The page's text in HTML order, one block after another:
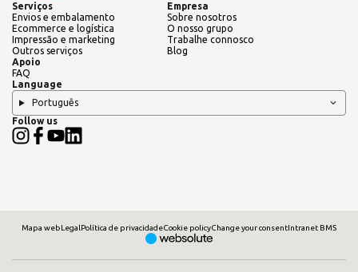
Serviços
Envios e embalamento
Ecommerce e logística
Impressão e marketing
Outros serviços
Empresa
Sobre nosotros
O nosso grupo
Trabalhe connosco
Blog
Apoio
FAQ
Language
Português
Follow us
Mapa webLegalPolítica de privacidadeCookie policyChange your consentIntranet BMS